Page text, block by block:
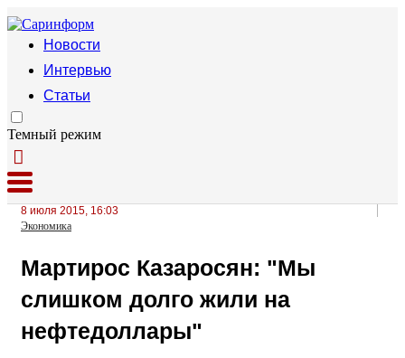
Новости
Интервью
Статьи
Темный режим
8 июля 2015, 16:03
Экономика
Мартирос Казаросян: "Мы
слишком долго жили на
нефтедоллары"